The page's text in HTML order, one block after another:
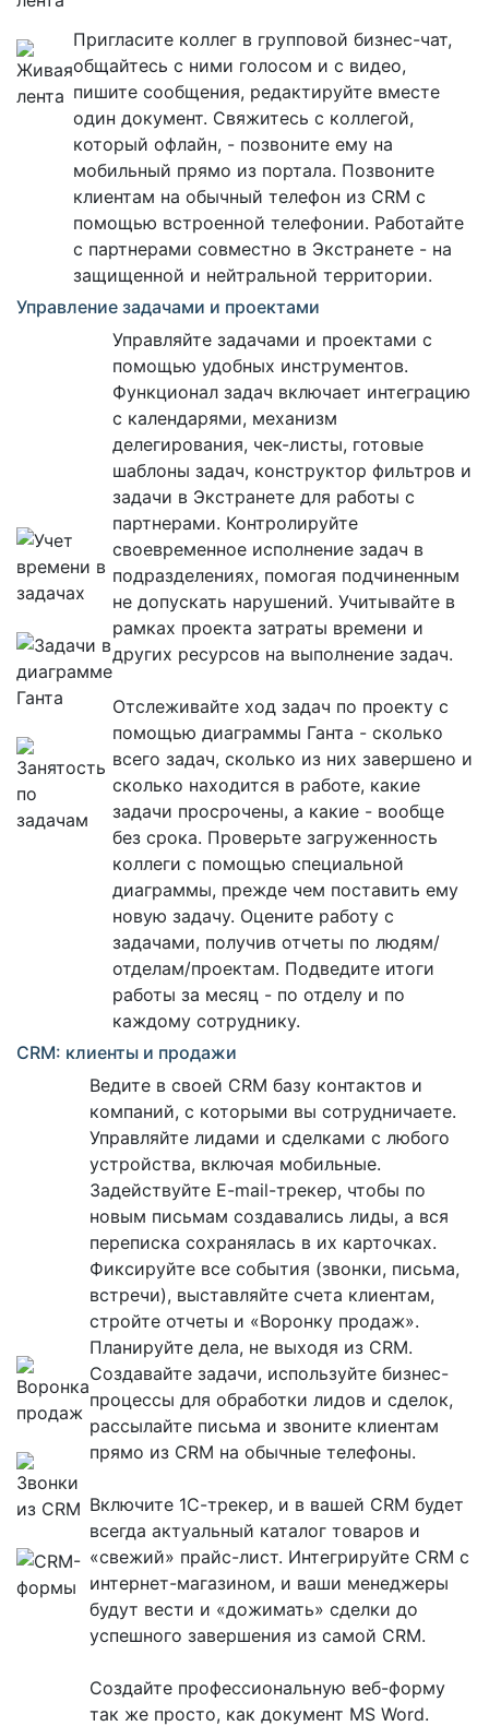
Пригласите коллег в групповой бизнес-чат,
общайтесь с ними голосом и с видео,
пишите сообщения, редактируйте вместе
один документ. Свяжитесь с коллегой,
который офлайн, - позвоните ему на
мобильный прямо из портала. Позвоните
клиентам на обычный телефон из CRM с
помощью встроенной телефонии. Работайте
с партнерами совместно в Экстранете - на
защищенной и нейтральной территории.
Управление задачами и проектами
Управляйте задачами и проектами с
помощью удобных инструментов.
Функционал задач включает интеграцию
с календарями, механизм
делегирования, чек-листы, готовые
шаблоны задач, конструктор фильтров и
задачи в Экстранете для работы с
партнерами. Контролируйте
своевременное исполнение задач в
подразделениях, помогая подчиненным
не допускать нарушений. Учитывайте в
рамках проекта затраты времени и
других ресурсов на выполнение задач.
Отслеживайте ход задач по проекту с
помощью диаграммы Ганта - сколько
всего задач, сколько из них завершено и
сколько находится в работе, какие
задачи просрочены, а какие - вообще
без срока. Проверьте загруженность
коллеги с помощью специальной
диаграммы, прежде чем поставить ему
новую задачу. Оцените работу с
задачами, получив отчеты по людям/
отделам/проектам. Подведите итоги
работы за месяц - по отделу и по
каждому сотруднику.
CRM: клиенты и продажи
Ведите в своей CRM базу контактов и
компаний, с которыми вы сотрудничаете.
Управляйте лидами и сделками с любого
устройства, включая мобильные.
Задействуйте E-mail-трекер, чтобы по
новым письмам создавались лиды, а вся
переписка сохранялась в их карточках.
Фиксируйте все события (звонки, письма,
встречи), выставляйте счета клиентам,
стройте отчеты и «Воронку продаж».
Планируйте дела, не выходя из CRM.
Создавайте задачи, используйте бизнес-
процессы для обработки лидов и сделок,
рассылайте письма и звоните клиентам
прямо из CRM на обычные телефоны.
Включите 1С-трекер, и в вашей CRM будет
всегда актуальный каталог товаров и
«свежий» прайс-лист. Интегрируйте CRM с
интернет-магазином, и ваши менеджеры
будут вести и «дожимать» сделки до
успешного завершения из самой CRM.
Создайте профессиональную веб-форму
так же просто, как документ MS Word.